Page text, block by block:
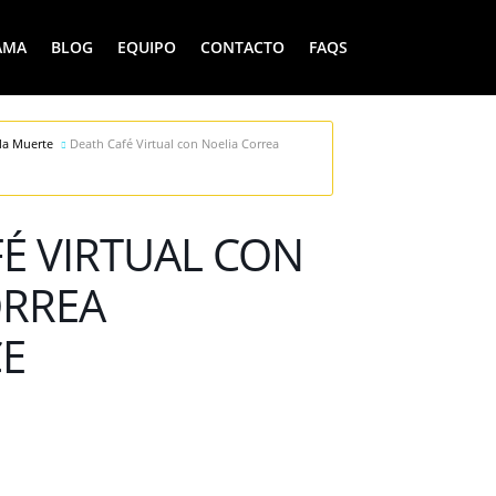
BLOG EQUIPO CONTACTO FAQS
Muerte
Death Café Virtual con Noelia Correa
VIRTUAL CON